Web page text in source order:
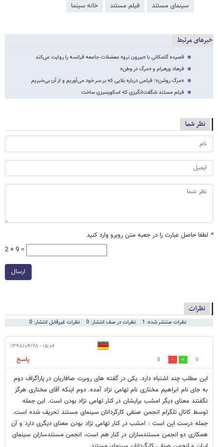
سینمای مستند فیلم مستند خانه سینما
خبرهای مرتبط
قصیده گلمکانی با «بیرون نرو» معضلات جامعه فرانسه را روایت می‌کند
فرهاد ورهرام و «مرگ در وطن»
«مرگ روشن»؛ فیلمی درباره بلایی که بر سر خود می‌آوریم و از آن بی‌خبریم
فیلم مستند شگفت‌انگیزی که اسکورسیزی ساخت
نظر شما
* لطفا حاصل عبارت را در جعبه متن روبرو وارد کنید
2 + 9 =
ارسال
نظرات
نظرات منتشر شده: 1 نظرات در صف انتشار: 0 نظرات غیرقابل انتشار: 0
۱۵:۰۶ - ۱۳۹۸/۰۴/۲۸
0
0
پاسخ
این مطلب چند اشتباه دارد. یکی در گفته های روبرت صافاریان در پاراگراف دوم
به جای نام ابراهیم مختاری نام تهامی نژاد آمده. دوم اینکه آقای مختاری هرگز
نگفتند معنای دیگر امشب برایشان در کنار تهامی نژاد بودن است. این جمله
توسط کانال تلگرام انجمن صنفی کارگردانان سینمای مستند تحریف شده است.
جمله درست این است : امشب در کنار تهامی نژاد بودن معنای دیگری دارد و آن
همکاری دو انجمن مستندسازان در کنار هم است، انجمن مستندسازان سینمای